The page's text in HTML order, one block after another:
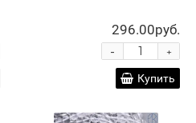
296.00руб.
+
-
Купить